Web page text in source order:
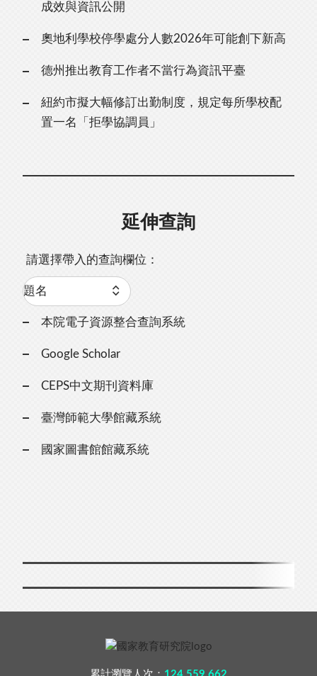
成效與資訊公開
奧地利學校停學處分人數2026年可能創下新高
德州推出教育工作者不當行為資訊平臺
紐約市擬大幅修訂出勤制度，規定每所學校配
置一名「拒學協調員」
延伸查詢
請選擇帶入的查詢欄位：
本院電子資源整合查詢系統
Google Scholar
CEPS中文期刊資料庫
臺灣師範大學館藏系統
國家圖書館館藏系統